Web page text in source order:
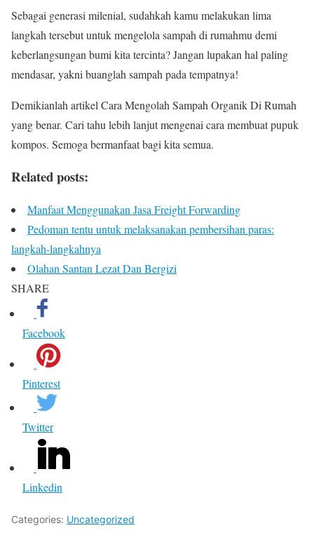
Sebagai generasi milenial, sudahkah kamu melakukan lima
langkah tersebut untuk mengelola sampah di rumahmu demi
keberlangsungan bumi kita tercinta? Jangan lupakan hal paling
mendasar, yakni buanglah sampah pada tempatnya!
Demikianlah artikel Cara Mengolah Sampah Organik Di Rumah
yang benar. Cari tahu lebih lanjut mengenai cara membuat pupuk
kompos. Semoga bermanfaat bagi kita semua.
Related posts:
Manfaat Menggunakan Jasa Freight Forwarding
Pedoman tentu untuk melaksanakan pembersihan paras:
langkah-langkahnya
Olahan Santan Lezat Dan Bergizi
SHARE
Facebook
Pinterest
Twitter
Linkedin
Categories: Uncategorized